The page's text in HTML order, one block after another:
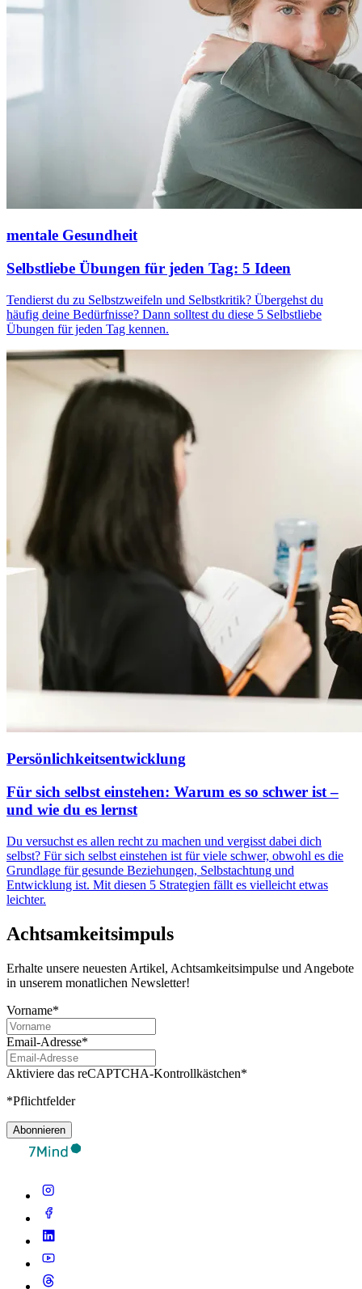
mentale Gesundheit
Selbstliebe Übungen für jeden Tag: 5 Ideen
Tendierst du zu Selbstzweifeln und Selbstkritik? Übergehst du
häufig deine Bedürfnisse? Dann solltest du diese 5 Selbstliebe
Übungen für jeden Tag kennen.
Persönlichkeitsentwicklung
Für sich selbst einstehen: Warum es so schwer ist –
und wie du es lernst
Du versuchst es allen recht zu machen und vergisst dabei dich
selbst? Für sich selbst einstehen ist für viele schwer, obwohl es die
Grundlage für gesunde Beziehungen, Selbstachtung und
Entwicklung ist. Mit diesen 5 Strategien fällt es vielleicht etwas
leichter.
Achtsamkeitsimpuls
Erhalte unsere neuesten Artikel, Achtsamkeitsimpulse und Angebote
in unserem monatlichen Newsletter!
Vorname*
Email-Adresse*
Aktiviere das reCAPTCHA-Kontrollkästchen*
*Pflichtfelder
Abonnieren